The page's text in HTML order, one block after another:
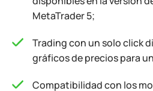
MetaTrader 5;
Trading con un solo click
gráficos de precios para
Compatibilidad con los